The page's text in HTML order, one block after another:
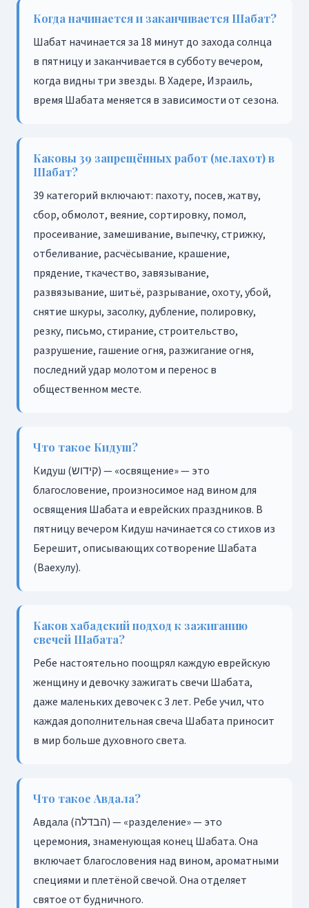
Когда начинается и заканчивается Шабат?
Шабат начинается за 18 минут до захода солнца
в пятницу и заканчивается в субботу вечером,
когда видны три звезды. В Хадере, Израиль,
время Шабата меняется в зависимости от сезона.
Каковы 39 запрещённых работ (мелахот) в
Шабат?
39 категорий включают: пахоту, посев, жатву,
сбор, обмолот, веяние, сортировку, помол,
просеивание, замешивание, выпечку, стрижку,
отбеливание, расчёсывание, крашение,
прядение, ткачество, завязывание,
развязывание, шитьё, разрывание, охоту, убой,
снятие шкуры, засолку, дубление, полировку,
резку, письмо, стирание, строительство,
разрушение, гашение огня, разжигание огня,
последний удар молотом и перенос в
общественном месте.
Что такое Кидуш?
Кидуш (קידוש) — «освящение» — это
благословение, произносимое над вином для
освящения Шабата и еврейских праздников. В
пятницу вечером Кидуш начинается со стихов из
Берешит, описывающих сотворение Шабата
(Ваехулу).
Каков хабадский подход к зажиганию
свечей Шабата?
Ребе настоятельно поощрял каждую еврейскую
женщину и девочку зажигать свечи Шабата,
даже маленьких девочек с 3 лет. Ребе учил, что
каждая дополнительная свеча Шабата приносит
в мир больше духовного света.
Что такое Авдала?
Авдала (הבדלה) — «разделение» — это
церемония, знаменующая конец Шабата. Она
включает благословения над вином, ароматными
специями и плетёной свечой. Она отделяет
святое от будничного.